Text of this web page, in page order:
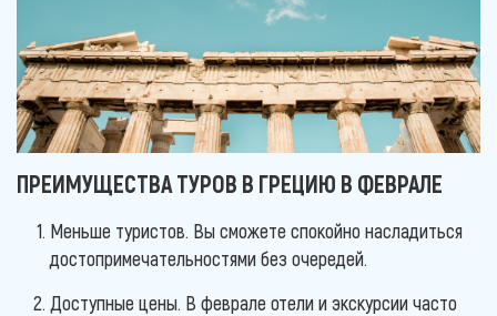
ПРЕИМУЩЕСТВА ТУРОВ В ГРЕЦИЮ В ФЕВРАЛЕ
Меньше туристов. Вы сможете спокойно насладиться
достопримечательностями без очередей.
Доступные цены. В феврале отели и экскурсии часто